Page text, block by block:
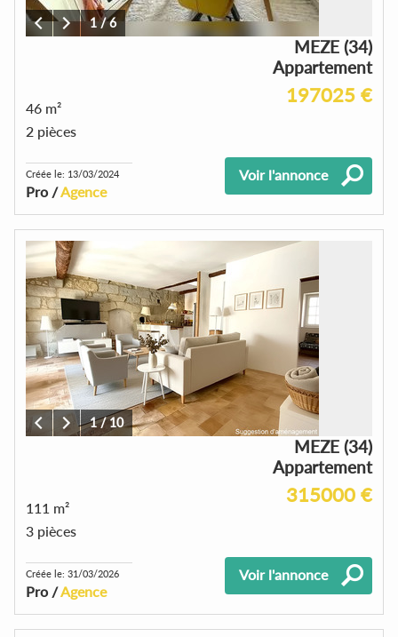
1/6
MEZE (34)
Appartement
197025 €
46 m²
2 pièces
Créée le: 13/03/2024
Pro /Agence
Voir l'annonce
1/10
MEZE (34)
Appartement
315000 €
111 m²
3 pièces
Créée le: 31/03/2026
Pro /Agence
Voir l'annonce